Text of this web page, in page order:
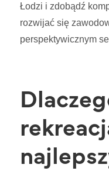
Łodzi i zdobądź
rozwijać się
perspektywicznym